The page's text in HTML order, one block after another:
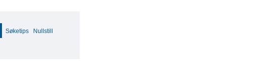
Søketips Nullstill